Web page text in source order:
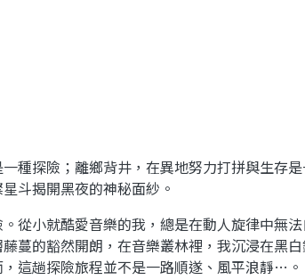
探險；離鄉背井，在異地努力打拼與生存是
斗揭開黑夜的神秘面紗。
小就酷愛音樂的我，總是在動人旋律中無
蔓的豁然開朗，在音樂叢林裡，我沉浸在黑
這趟探險旅程並不是一路順遂、風平浪靜…。